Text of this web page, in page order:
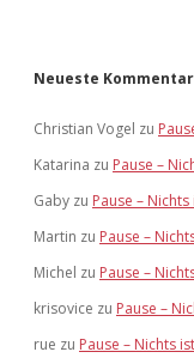
Neueste
Christian Vogel zu
Katarina zu Pause –
Gaby zu Pause –
Martin zu Pause –
Michel zu Pause –
krisovice zu Pause –
rue zu Pause – Nichts